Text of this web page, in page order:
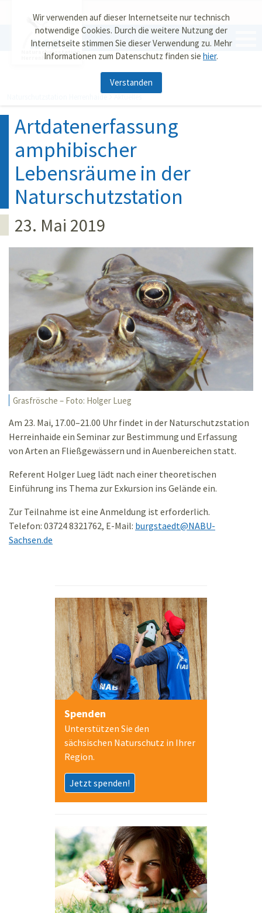
Wir verwenden auf dieser Internetseite nur technisch
notwendige Cookies. Durch die weitere Nutzung der
Internetseite stimmen Sie dieser Verwendung zu. Mehr
Informationen zum Datenschutz finden sie hier.
Verstanden
Naturschutzstation
Herrenhaide
Naturschutzstation Herrenhaide
Artdatenerfassung
amphibischer
Lebensräume in der
Naturschutzstation
23. Mai 2019
Grasfrösche – Foto: Holger Lueg
Am 23. Mai, 17.00–21.00 Uhr findet in der Naturschutzstation
Herreinhaide ein Seminar zur Bestimmung und Erfassung
von Arten an Fließgewässern und in Auenbereichen statt.
Referent Holger Lueg lädt nach einer theoretischen
Einführung ins Thema zur Exkursion ins Gelände ein.
Zur Teilnahme ist eine Anmeldung ist erforderlich.
Telefon: 03724 8321762, E-Mail: burgstaedt@NABU-
Sachsen.de
Spenden
Unterstützen Sie den
sächsischen Naturschutz in Ihrer
Region.
Jetzt spenden!